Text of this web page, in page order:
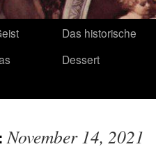
Das historische
Dessert
November 14, 2021